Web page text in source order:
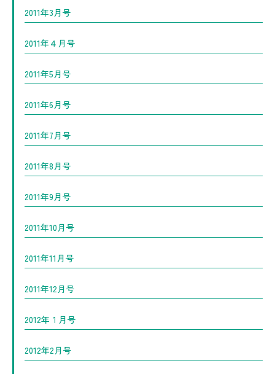
2011年3月号
2011年４月号
2011年5月号
2011年6月号
2011年7月号
2011年8月号
2011年9月号
2011年10月号
2011年11月号
2011年12月号
2012年１月号
2012年2月号